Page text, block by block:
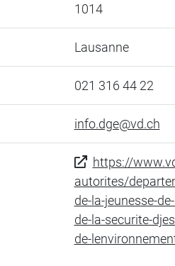
1014
Lausanne
021 316 44 22
info.dge@vd.ch
https://
autorites/
de-la-jeunesse-
de-la-securite-
de-